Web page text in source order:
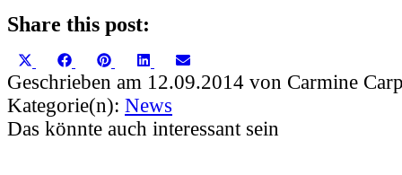
Share this post:
Share
on
(Twitter)
Share
on
FacebookShare
on
Pinterest Share
on
LinkedInShare
on
Geschrieben am 12.09.2014 von Carmine
Kategorie(n): News
Das könnte auch interessant sein